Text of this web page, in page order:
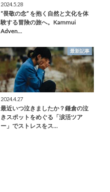
2024.5.28
“畏敬の念” を抱く自然と文化を体
験する冒険の旅へ。Kammui
Adven…
最新記事
2024.4.27
最近いつ泣きましたか？鎌倉の泣
きスポットをめぐる「涙活ツア
ー」でストレスをス…